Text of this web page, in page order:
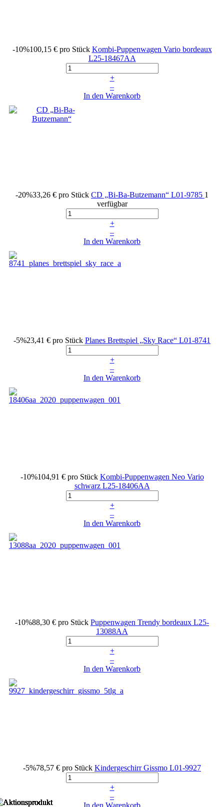
-10%100,15 € pro Stück Kombi-Puppenwagen Vario bordeaux
L25-18467AA
+
–
In den Warenkorb
-20%33,26 € pro Stück CD „Bi-Ba-Butzemann“ L01-9785 1
verfügbar
+
–
In den Warenkorb
-5%23,41 € pro Stück Planes Brettspiel „Sky Race“ L01-8741
+
–
In den Warenkorb
-10%104,91 € pro Stück Kombi-Puppenwagen Neo Vario
schwarz L25-18406AA
+
–
In den Warenkorb
-10%88,30 € pro Stück Puppenwagen Trendy bordeaux L25-
13088AA
+
–
In den Warenkorb
-5%78,57 € pro Stück Kindergeschirr Gissmo L01-9927
+
–
In den Warenkorb